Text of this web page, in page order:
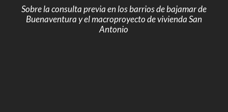
Sobre la consulta previa en los barrios de bajamar de
Buenaventura y el macroproyecto de vivienda San
Antonio